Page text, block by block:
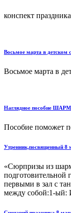
конспект
Восьмое марта в
Восьмое марта в
Наглядное пособие
Пособие поможет
Утренник,посвященный
«Сюрпризы из
подготовительной
первыми в зал с
между собой:1-ый: